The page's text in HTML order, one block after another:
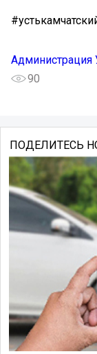
Администрация
90
ПОДЕЛИТЕСЬ